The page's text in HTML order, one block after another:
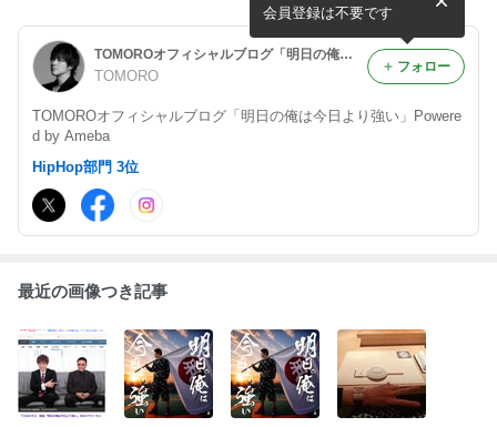
TOMOROオフィシャルブログ「明日の俺は今日より強い」Powered by Ameba
TOMORO
TOMOROオフィシャルブログ「明日の俺は今日より強い」Powere
d by Ameba
会員登録は不要です
フォロー
HipHop部門 3位
最近の画像つき記事